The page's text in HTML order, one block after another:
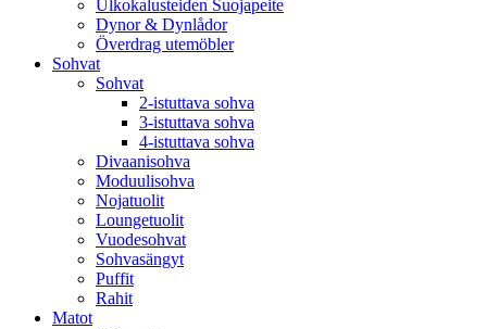
Ulkokalusteiden Suojapeite
Dynor & Dynlådor
Överdrag utemöbler
Sohvat
Sohvat
2-istuttava sohva
3-istuttava sohva
4-istuttava sohva
Divaanisohva
Moduulisohva
Nojatuolit
Loungetuolit
Vuodesohvat
Sohvasängyt
Puffit
Rahit
Matot